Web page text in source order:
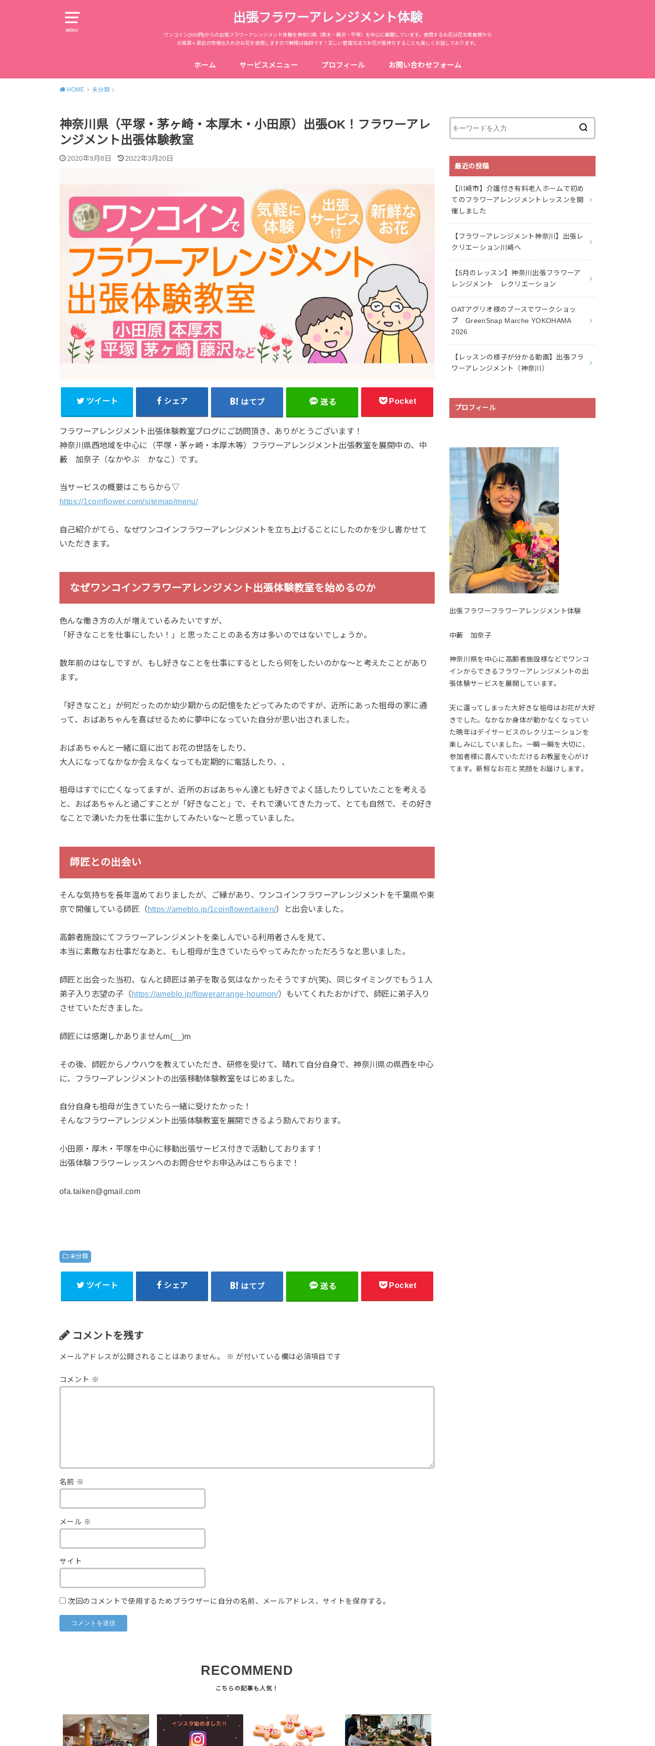
MENU
出張フラワーアレンジメント体験
ワンコイン(500円)からの出張フラワーアレンジメント体験を神奈川県（厚木・藤沢・平塚）を中心に展開しています。使用するお花は花生産者様から
の産直＋直近の市場仕入れのお花を使用しますので鮮度は抜群です！正しい管理方法でお花が長持ちすることも楽しくお話しております。
ホーム サービスメニュー プロフィール お問い合わせフォーム
HOME 未分類
神奈川県（平塚・茅ヶ崎・本厚木・小田原）出張OK！フラワーアレ
ンジメント出張体験教室
2020年9月8日 2022年3月20日
ツイート シェア はてブ 送る Pocket
フラワーアレンジメント出張体験教室ブログにご訪問頂き、ありがとうございます！
神奈川県西地域を中心に（平塚・茅ヶ崎・本厚木等）フラワーアレンジメント出張教室を展開中の、中
藪 加奈子（なかやぶ かなこ）です。
当サービスの概要はこちらから▽
https://1coinflower.com/sitemap/menu/
自己紹介がてら、なぜワンコインフラワーアレンジメントを立ち上げることにしたのかを少し書かせて
いただきます。
なぜワンコインフラワーアレンジメント出張体験教室を始めるのか
色んな働き方の人が増えているみたいですが、
「好きなことを仕事にしたい！」と思ったことのある方は多いのではないでしょうか。
数年前のはなしですが、もし好きなことを仕事にするとしたら何をしたいのかな～と考えたことがあり
ます。
「好きなこと」が何だったのか幼少期からの記憶をたどってみたのですが、近所にあった祖母の家に通
って、おばあちゃんを喜ばせるために夢中になっていた自分が思い出されました。
おばあちゃんと一緒に庭に出てお花の世話をしたり、
大人になってなかなか会えなくなっても定期的に電話したり、、
祖母はすでに亡くなってますが、近所のおばあちゃん達とも好きでよく話したりしていたことを考える
と、おばあちゃんと過ごすことが「好きなこと」で、それで湧いてきた力って、とても自然で、その好き
なことで湧いた力を仕事に生かしてみたいな～と思っていました。
師匠との出会い
そんな気持ちを長年温めておりましたが、ご縁があり、ワンコインフラワーアレンジメントを千葉県や東
京で開催している師匠（https://ameblo.jp/1coinflowertaiken/）と出会いました。
高齢者施設にてフラワーアレンジメントを楽しんでいる利用者さんを見て、
本当に素敵なお仕事だなあと、もし祖母が生きていたらやってみたかっただろうなと思いました。
師匠と出会った当初、なんと師匠は弟子を取る気はなかったそうですが(笑)、同じタイミングでもう１人
弟子入り志望の子（https://ameblo.jp/flowerarrange-houmon/）もいてくれたおかげで、師匠に弟子入り
させていただきました。
師匠には感謝しかありませんm(__)m
その後、師匠からノウハウを教えていただき、研修を受けて、晴れて自分自身で、神奈川県の県西を中心
に、フラワーアレンジメントの出張移動体験教室をはじめました。
自分自身も祖母が生きていたら一緒に受けたかった！
そんなフラワーアレンジメント出張体験教室を展開できるよう励んでおります。
小田原・厚木・平塚を中心に移動出張サービス付きで活動しております！
出張体験フラワーレッスンへのお問合せやお申込みはこちらまで！
ofa.taiken@gmail.com
未分類
ツイート シェア はてブ 送る Pocket
コメントを残す
メールアドレスが公開されることはありません。 ※ が付いている欄は必須項目です
コメント ※
名前 ※
メール ※
サイト
次回のコメントで使用するためブラウザーに自分の名前、メールアドレス、サイトを保存する。
RECOMMEND
最近の投稿
【川崎市】介護付き有料老人ホームで初め
てのフラワーアレンジメントレッスンを開
催しました
【フラワーアレンジメント神奈川】出張レ
クリエーション川崎へ
【5月のレッスン】神奈川出張フラワーア
レンジメント レクリエーション
OATアグリオ様のブースでワークショッ
プ GreenSnap Marche YOKOHAMA
2026
【レッスンの様子が分かる動画】出張フラ
ワーアレンジメント（神奈川）
プロフィール
出張フラワーフラワーアレンジメント体験
中藪 加奈子
神奈川県を中心に高齢者施設様などでワンコ
インからできるフラワーアレンジメントの出
張体験サービスを展開しています。
天に還ってしまった大好きな祖母はお花が大好
きでした。なかなか身体が動かなくなってい
た晩年はデイサービスのレクリエーションを
楽しみにしていました。一瞬一瞬を大切に、
参加者様に喜んでいただけるお教室を心がけ
てます。新鮮なお花と笑顔をお届けします。